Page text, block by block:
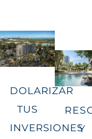
DOLARIZAR
TUS
INVERSIONES
Y